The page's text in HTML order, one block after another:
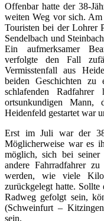
Offenbar hatte der 38-
weiten Weg vor sich.
Touristen bei der Lohrer
Sendelbach und
Ein aufmerksamer
verfolgte den Fall
Vermisstenfall aus
beiden Geschichten
schlafenden
ortsunkundigen
Heidenfeld gestartet war
Erst im Juli war der 38-
Möglicherweise war es
möglich, sich bei seiner
andere Fahrradfahrer
werden, wie viele
zurückgelegt hatte.
Radweg gefolgt sein,
(Schweinfurt –
sein.